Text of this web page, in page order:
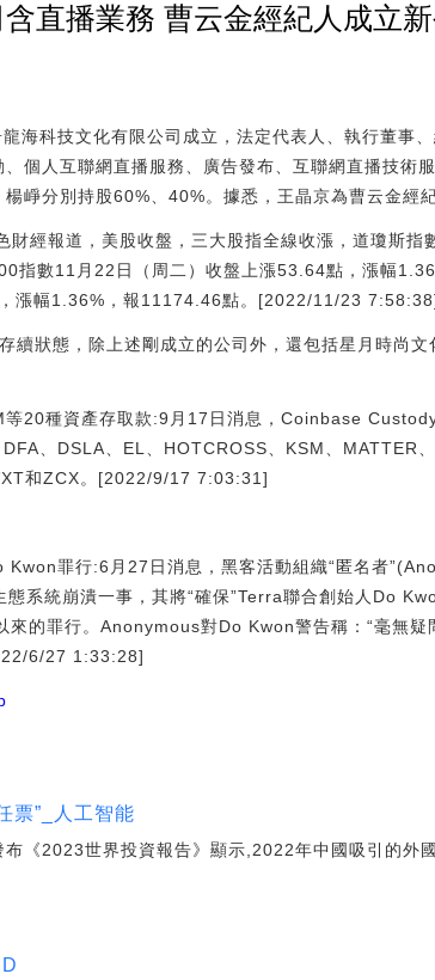
直播業務 曹云金經紀人成立
海科技文化有限公司成立，法定代表人、執行董事
個人互聯網直播服務、廣告發布、互聯網直播技術
崢分別持股60%、40%。據悉，王晶京為曹云金經紀
財經報道，美股收盤，三大股指全線收漲，道瓊斯
指數11月22日（周二）收盤上漲53.64點，漲幅
漲幅1.36%，報11174.46點。[2022/11/23
續狀態，除上述剛成立的公司外，還包括星月時尚
20種資產存取款:9月17日消息，Coinbase
、DSLA、EL、HOTCROSS、KSM、MATTER
和ZCX。[2022/9/17 7:03:31]
罪行:6月27日消息，黑客活動組織“匿名者
系統崩潰一事，其將“確保”Terra聯合創始人Do
來的罪行。Anonymous對Do Kwon警告稱：“毫無疑
6/27 1:33:28]
票”_人工智能
2023世界投資報告》顯示,2022年中國吸引的外